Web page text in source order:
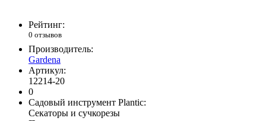
Рейтинг:
0 отзывов
Производитель:
Gardena
Артикул:
12214-20
0
Садовый инструмент Plantic:
Секаторы и сучкорезы